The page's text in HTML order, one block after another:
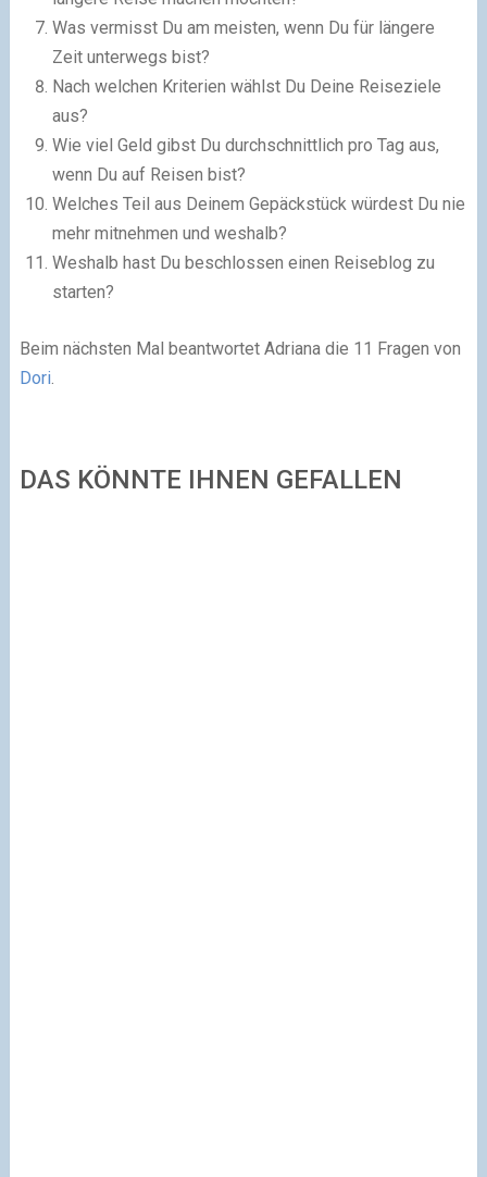
Was vermisst Du am meisten, wenn Du für längere
Zeit unterwegs bist?
Nach welchen Kriterien wählst Du Deine Reiseziele
aus?
Wie viel Geld gibst Du durchschnittlich pro Tag aus,
wenn Du auf Reisen bist?
Welches Teil aus Deinem Gepäckstück würdest Du nie
mehr mitnehmen und weshalb?
Weshalb hast Du beschlossen einen Reiseblog zu
starten?
Beim nächsten Mal beantwortet Adriana die 11 Fragen von
Dori.
DAS KÖNNTE IHNEN GEFALLEN